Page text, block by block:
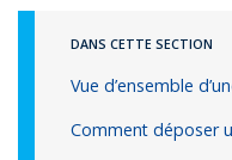
DANS CETTE SECTION
Vue d’ensemble
Comment déposer